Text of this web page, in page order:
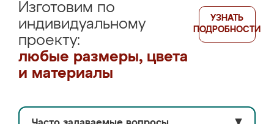
Изготовим по
индивидуальному
проекту:
любые размеры, цвета
и материалы
УЗНАТЬ
ПОДРОБНОСТИ